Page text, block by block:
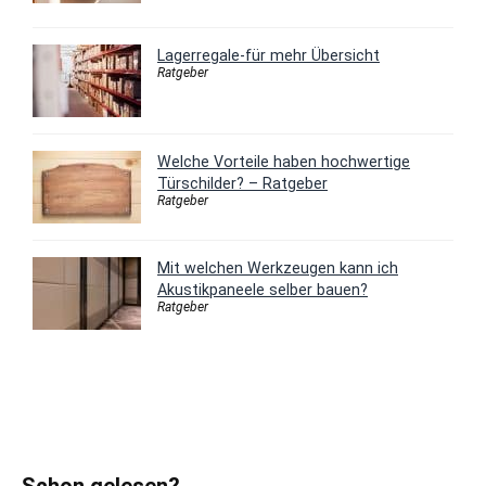
Lagerregale-für mehr Übersicht
Ratgeber
Welche Vorteile haben hochwertige
Türschilder? – Ratgeber
Ratgeber
Mit welchen Werkzeugen kann ich
Akustikpaneele selber bauen?
Ratgeber